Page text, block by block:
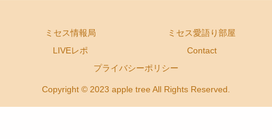
ミセス情報局
ミセス愛語り部屋
LIVEレポ
Contact
プライバシーポリシー
Copyright © 2023 apple tree All Rights Reserved.